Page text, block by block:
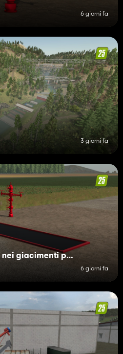
6 giorni fa
3 giorni fa
Contenenti incidenti nei giacimenti petroliferi
6 giorni fa